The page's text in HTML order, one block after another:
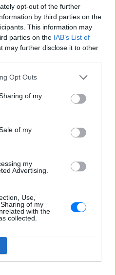
opt-out of the further
by third parties on the
This information may
parties on the IAB’s List of
may further disclose it to other
Opt Outs
of my
of my
my
Advertising.
Use,
of my
with the
collected.
Χατζηθεοδώρου: Μπικίνι
έξοδοι στη
– Οι φωτογραφίες της
σειρά στιγμιότυπων από τις
της διακοπές στο «νησί
Καληφώνη στην
της
Κυκλάδων
στο νοσοκομείο με ορούς
και μοιράστηκε με τους
πέρασε.